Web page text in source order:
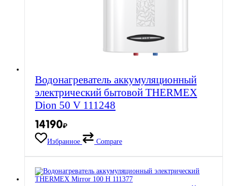
Водонагреватель аккумуляционный
электрический бытовой THERMEX
Dion 50 V 111248
14190₽
Избранное Compare